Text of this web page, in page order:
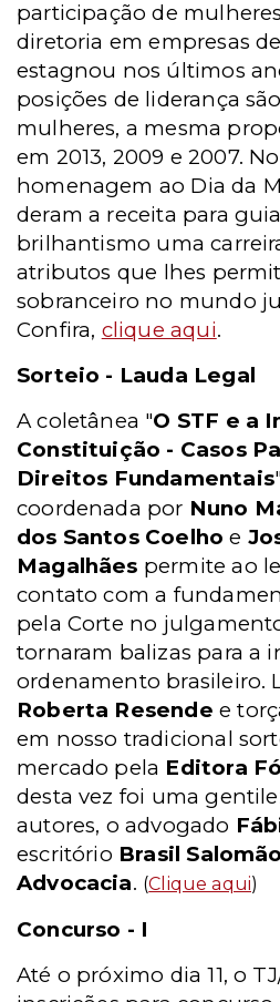
participação de
diretoria em empresas
estagnou nos últimos
posições de liderança
mulheres, a mesma
em 2013, 2009 e 2007.
homenagem ao Dia da
deram a receita para
brilhantismo uma
atributos que lhes
sobranceiro no mundo
Confira, clique aqui.
Sorteio - Lauda Legal
A coletânea "O STF e a
Constituição - Casos
Direitos Fundamentais"
coordenada por Nuno
dos Santos Coelho e
Magalhães permite ao
contato com a
pela Corte no
tornaram balizas para a
ordenamento brasileiro.
Roberta Resende e
em nosso tradicional
mercado pela Editora
desta vez foi uma
autores, o advogado
escritório Brasil
Advocacia. (Clique aqui)
Concurso - I
Até o próximo dia 11, o